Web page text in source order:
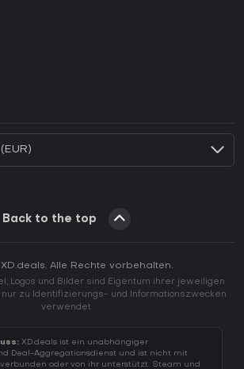
Steam CD Key?
Epic Games CD Key?
GOG CD Key?
Ubisoft Connect CD Key?
Back to the top
Alle Rechte vorbehalten.
Logos und Bilder sind Eigentum ihrer jeweiligen
zu Identifizierungs- und Informationszwecken
verwendet.
XD.deals ist ein unabhängiger
Deal-Aggregationsdienst und ist nicht mit
oder von ihr unterstützt. Steam und